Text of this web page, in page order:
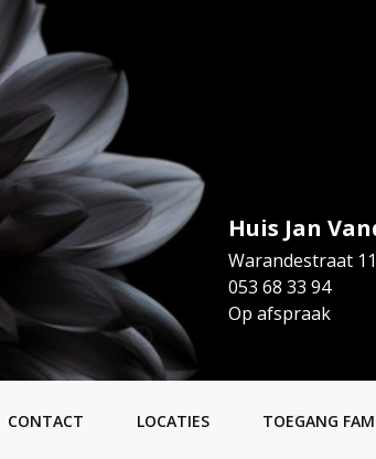
Huis Jan
Warandestraat
053 68 33 94
Op afspraak
CONTACT LOCATIES TOEGANG